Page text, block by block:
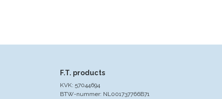
F.T. products
KVK: 57044694
BTW-nummer: NL001737766B71